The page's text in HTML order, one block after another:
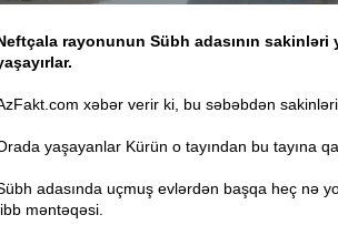
rayonunun Sübh adasının
xəbər verir ki, bu səbəbdən
yaşayanlar Kürün o tayından bu tayına
adasında uçmuş evlərdən başqa heç nə
məntəqəsi.